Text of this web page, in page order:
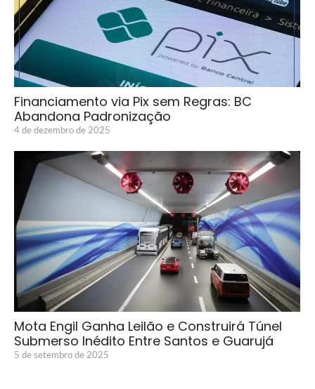
Financiamento via Pix sem Regras: BC
Abandona Padronização
4 de dezembro de 2025
Mota Engil Ganha Leilão e Construirá Túnel
Submerso Inédito Entre Santos e Guarujá
5 de setembro de 2025